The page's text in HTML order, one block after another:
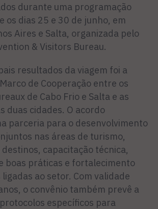
durante uma programação
os dias 25 e 30 de junho, em
Aires e Salta, organizada pelo
& Visitors Bureau.
resultados da viagem foi a
de Cooperação entre os
de Cabo Frio e Salta e as
duas cidades. O acordo
parceria para o desenvolvimento
nas áreas de turismo,
capacitação técnica,
boas práticas e fortalecimento
ao setor. Com validade
o convênio também prevê a
específicos para